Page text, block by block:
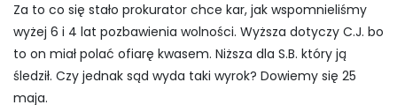
Za to co się stało prokurator chce kar, jak wspomnieliśmy
wyżej 6 i 4 lat pozbawienia wolności. Wyższa dotyczy C.J. bo
to on miał polać ofiarę kwasem. Niższa dla S.B. który ją
śledził. Czy jednak sąd wyda taki wyrok? Dowiemy się 25
maja.